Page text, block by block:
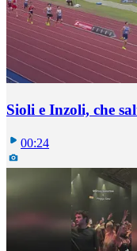
Sioli e Inzoli, che
00:24